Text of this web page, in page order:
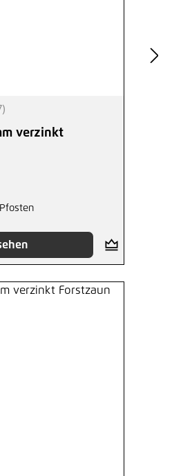
Bewertung von 4.71 von 5
verzinkt